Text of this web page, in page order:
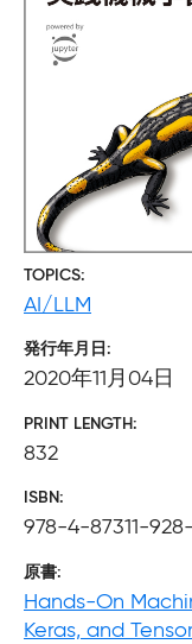
TOPICS
AI/LLM
発行年月日
2020年11月04日
PRINT LENGTH
832
ISBN
978-4-87311-
原書
Hands-On
Keras, and